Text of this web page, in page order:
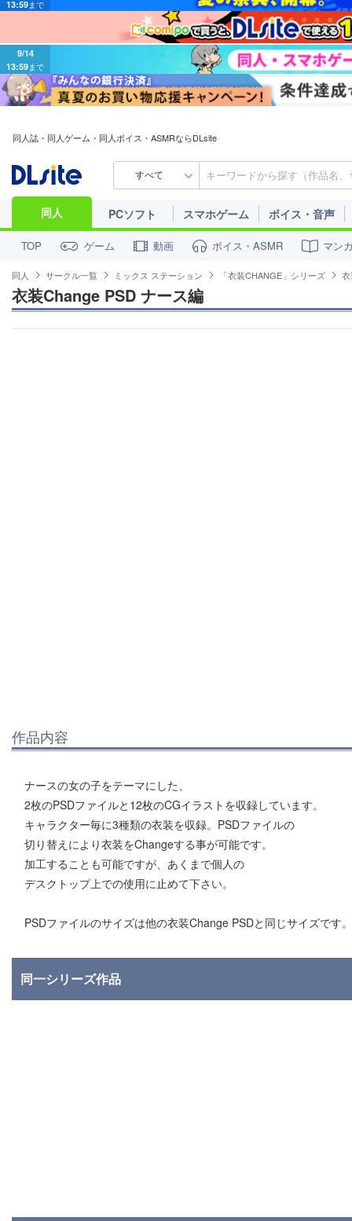
9/14
13:59まで
同人誌・同人ゲーム・同人ボイス・ASMRならDLsite
すべて
同人 PCソフト スマホゲーム ボイス・音声
TOP ゲーム 動画 ボイス・ASMR マン
同人 サークル一覧 ミックス ステーション 「衣装CHANGE」シリーズ
衣装Change PSD ナース編
作品内容
ナースの女の子をテーマにした、
2枚のPSDファイルと12枚のCGイラストを収録しています。
キャラクター毎に3種類の衣装を収録。PSDファイルの
切り替えにより衣装をChangeする事が可能です。
加工することも可能ですが、あくまで個人の
デスクトップ上での使用に止めて下さい。
PSDファイルのサイズは他の衣装Change PSDと同じサイズです。
同一シリーズ作品